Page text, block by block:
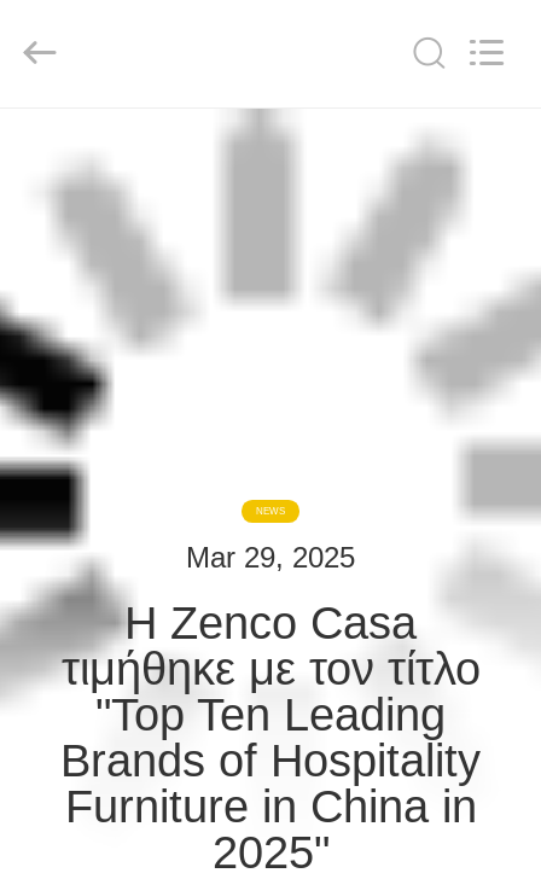
ΒΊΝΤΕΟ
ΕΜΦΆΝΙΣΗ
VR
ΣΧΕΤΙΚΆ
ΕΜΆΣ
ΕΠΙΣΚΕΨΉ
ΕΡΓΟΣΤΑΣΊΟΥ
ΈΛΕΓΧΟΣ
ΠΟΙΌΤΗΤΑΣ
Rights
NEWS
Mar 29, 2025
Η Zenco Casa
τιμήθηκε με τον τίτλο
"Top Ten Leading
Brands of Hospitality
Furniture in China in
2025"